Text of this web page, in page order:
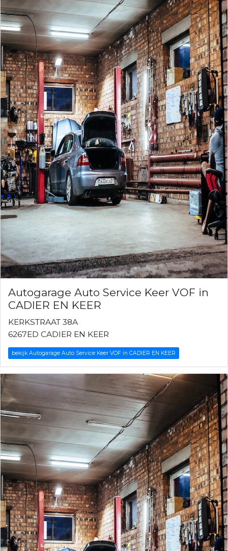
Autogarage Auto Service Keer VOF in
CADIER EN KEER
KERKSTRAAT 38A
6267ED CADIER EN KEER
bekijk Autogarage Auto Service Keer VOF in CADIER EN KEER